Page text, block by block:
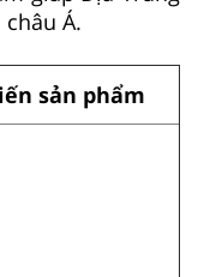
Á.
sản phẩm